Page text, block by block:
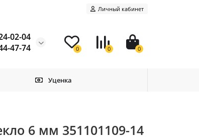
Личный кабинет
02-04
47-74
0 0 0
Уценка
6 мм 351101109-14